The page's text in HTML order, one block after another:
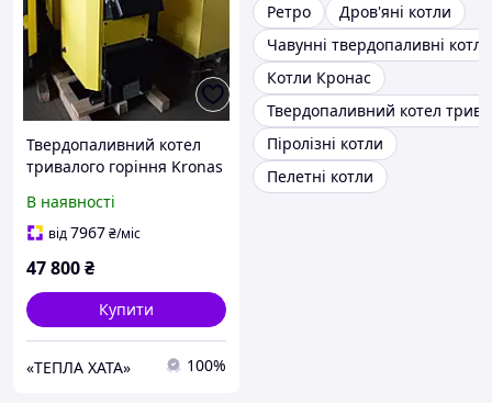
Твердопаливний котел
тривалого горіння Kronas
В наявності
від7967₴/міс
47 800₴
Купити
«ТЕПЛА ХАТА» 100%
Ретро
Дров'яні котли
Чавунні твердопаливні котли
Котли Кронас
Твердопаливний котел
Піролізні котли
Пелетні котли